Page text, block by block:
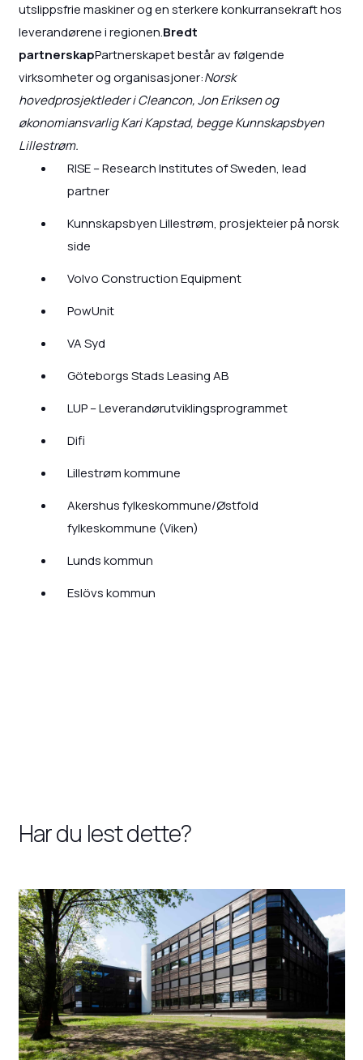
utslippsfrie maskiner og en sterkere konkurransekraft hos
leverandørene i regionen.Bredt
partnerskapPartnerskapet består av følgende
virksomheter og organisasjoner:Norsk
hovedprosjektleder i Cleancon, Jon Eriksen og
økonomiansvarlig Kari Kapstad, begge Kunnskapsbyen
Lillestrøm.
RISE – Research Institutes of Sweden, lead
partner
Kunnskapsbyen Lillestrøm, prosjekteier på norsk
side
Volvo Construction Equipment
PowUnit
VA Syd
Göteborgs Stads Leasing AB
LUP – Leverandørutviklingsprogrammet
Difi
Lillestrøm kommune
Akershus fylkeskommune/Østfold
fylkeskommune (Viken)
Lunds kommun
Eslövs kommun
Har du lest dette?